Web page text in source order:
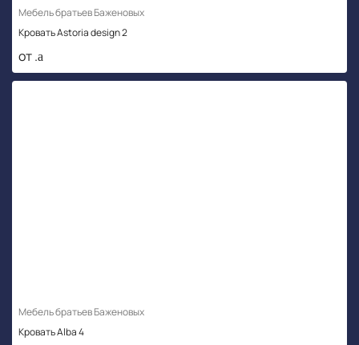
Мебель братьев Баженовых
Кровать Astoria design 2
от .
Мебель братьев Баженовых
Кровать Alba 4